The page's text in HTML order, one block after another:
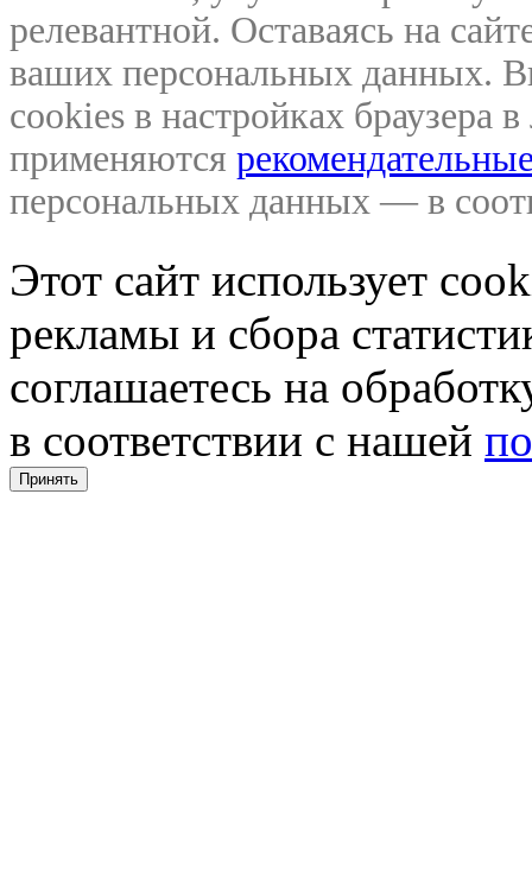
релевантной. Оставаясь на
ваших персональных данных.
cookies в настройках браузера
применяются
персональных данных — в
Этот сайт использует
рекламы и сбора
соглашаетесь на
в соответствии с нашей
Принять